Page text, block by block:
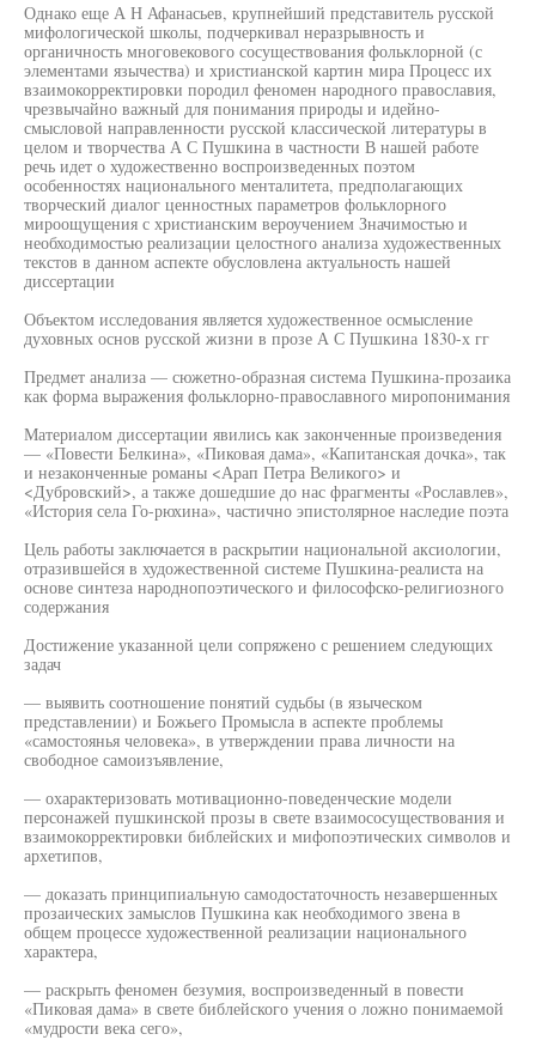
Однако еще А Н Афанасьев, крупнейший представитель русской
мифологической школы, подчеркивал неразрывность и
органичность многовекового сосуществования фольклорной (с
элементами язычества) и христианской картин мира Процесс их
взаимокорректировки породил феномен народного православия,
чрезвычайно важный для понимания природы и идейно-
смысловой направленности русской классической литературы в
целом и творчества А С Пушкина в частности В нашей работе
речь идет о художественно воспроизведенных поэтом
особенностях национального менталитета, предполагающих
творческий диалог ценностных параметров фольклорного
мироощущения с христианским вероучением Значимостью и
необходимостью реализации целостного анализа художественных
текстов в данном аспекте обусловлена актуальность нашей
диссертации
Объектом исследования является художественное осмысление
духовных основ русской жизни в прозе А С Пушкина 1830-х гг
Предмет анализа — сюжетно-образная система Пушкина-прозаика
как форма выражения фольклорно-православного миропонимания
Материалом диссертации явились как законченные произведения
— «Повести Белкина», «Пиковая дама», «Капитанская дочка», так
и незаконченные романы <Арап Петра Великого> и
<Дубровский>, а также дошедшие до нас фрагменты «Рославлев»,
«История села Го-рюхина», частично эпистолярное наследие поэта
Цель работы заключается в раскрытии национальной аксиологии,
отразившейся в художественной системе Пушкина-реалиста на
основе синтеза народнопоэтического и философско-религиозного
содержания
Достижение указанной цели сопряжено с решением следующих
задач
— выявить соотношение понятий судьбы (в языческом
представлении) и Божьего Промысла в аспекте проблемы
«самостоянья человека», в утверждении права личности на
свободное самоизъявление,
— охарактеризовать мотивационно-поведенческие модели
персонажей пушкинской прозы в свете взаимососуществования и
взаимокорректировки библейских и мифопоэтических символов и
архетипов,
— доказать принципиальную самодостаточность незавершенных
прозаических замыслов Пушкина как необходимого звена в
общем процессе художественной реализации национального
характера,
— раскрыть феномен безумия, воспроизведенный в повести
«Пиковая дама» в свете библейского учения о ложно понимаемой
«мудрости века сего»,